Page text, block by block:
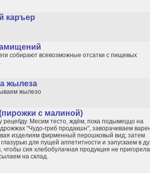
каръер
собирают всевозможные отсатки с пищевых
жылеза
жылезо
с малиной)
рецебду. Месим тесто, ждём, пока подымеццо на
"Чудо-гриб продакшн", заворачиваем
изделиям фирменный перошковый вид; затем
для пущей аппетитности и запускаем в
чтобы сия хлебобулачная продукция не
на склад.